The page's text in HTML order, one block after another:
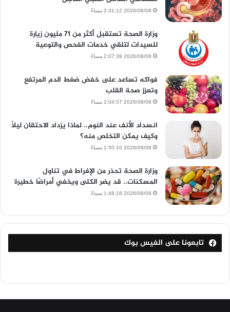
2026/08/08 2:31:12 مساءً
وزارة الصحة تستقبل أكثر من 71 مليون زيارة
للسيدات لتلقي خدمات الفحص والتوعية
2026/08/08 2:07:39 مساءً
فواكه تساعد على خفض ضغط الدم المرتفع
وتعزز صحة القلب
2026/08/08 2:04:57 مساءً
انسداد الأنف عند النوم.. لماذا يزداد الاحتقان ليلًا
وكيف يمكن التخلص منه؟
2026/08/08 1:50:10 مساءً
وزارة الصحة تحذر من الإفراط في تناول
المسكنات.. قد يضر الكلى ويخفي أمراضًا خطيرة
2026/08/08 1:48:18 مساءً
تابعونا على الفيس بوك